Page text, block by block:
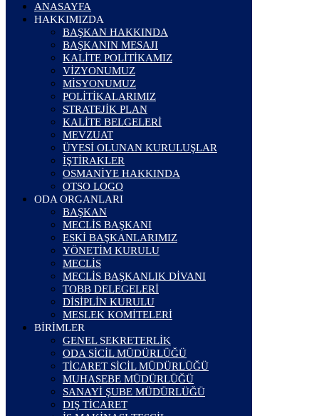
ANASAYFA
HAKKIMIZDA
BAŞKAN HAKKINDA
BAŞKANIN MESAJI
KALİTE POLİTİKAMIZ
VİZYONUMUZ
MİSYONUMUZ
POLİTİKALARIMIZ
STRATEJİK PLAN
KALİTE BELGELERİ
MEVZUAT
ÜYESİ OLUNAN KURULUŞLAR
İŞTİRAKLER
OSMANİYE HAKKINDA
OTSO LOGO
ODA ORGANLARI
BAŞKAN
MECLİS BAŞKANI
ESKİ BAŞKANLARIMIZ
YÖNETİM KURULU
MECLİS
MECLİS BAŞKANLIK DİVANI
TOBB DELEGELERİ
DİSİPLİN KURULU
MESLEK KOMİTELERİ
BİRİMLER
GENEL SEKRETERLİK
ODA SİCİL MÜDÜRLÜĞÜ
TİCARET SİCİL MÜDÜRLÜĞÜ
MUHASEBE MÜDÜRLÜĞÜ
SANAYİ ŞUBE MÜDÜRLÜĞÜ
DIŞ TİCARET